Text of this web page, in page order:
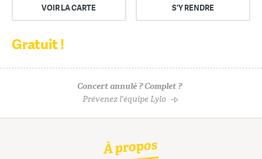
VOIR LA CARTE S'Y RENDRE
Gratuit !
Concert annulé ? Complet ?
Prévenez l'équipe Lylo
À propos